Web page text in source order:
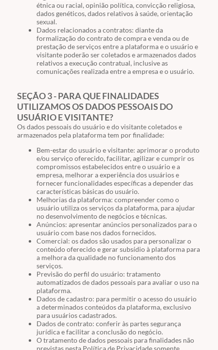
étnica ou racial, opinião política, convicção religiosa,
dados genéticos, dados relativos à saúde, orientação
sexual.
Dados relacionados a contratos: diante da
formalização do contrato de compra e venda ou de
prestação de serviços entre a plataforma e o usuário e
visitante poderão ser coletados e armazenados dados
relativos a execução contratual, inclusive as
comunicações realizada entre a empresa e o usuário.
SEÇÃO 3 - PARA QUE FINALIDADES
UTILIZAMOS OS DADOS PESSOAIS DO
USUÁRIO E VISITANTE?
Os dados pessoais do usuário e do visitante coletados e
armazenados pela plataforma tem por finalidade:
Bem-estar do usuário e visitante: aprimorar o produto
e/ou serviço oferecido, facilitar, agilizar e cumprir os
compromissos estabelecidos entre o usuário e a
empresa, melhorar a experiência dos usuários e
fornecer funcionalidades específicas a depender das
características básicas do usuário.
Melhorias da plataforma: compreender como o
usuário utiliza os serviços da plataforma, para ajudar
no desenvolvimento de negócios e técnicas.
Anúncios: apresentar anúncios personalizados para o
usuário com base nos dados fornecidos.
Comercial: os dados são usados para personalizar o
conteúdo oferecido e gerar subsídio à plataforma para
a melhora da qualidade no funcionamento dos
serviços.
Previsão do perfil do usuário: tratamento
automatizados de dados pessoais para avaliar o uso na
plataforma.
Dados de cadastro: para permitir o acesso do usuário
a determinados conteúdos da plataforma, exclusivo
para usuários cadastrados.
Dados de contrato: conferir às partes segurança
jurídica e facilitar a conclusão do negócio.
O tratamento de dados pessoais para finalidades não
previstas nesta Política de Privacidade somente